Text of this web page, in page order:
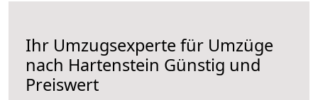
Ihr Umzugsexperte für Umzüge
nach Hartenstein Günstig und
Preiswert